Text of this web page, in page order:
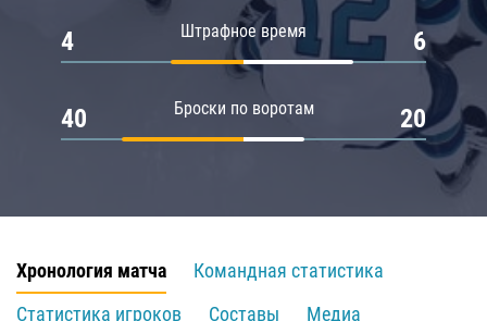
Штрафное время
4 6
Броски по воротам
40 20
Хронология матча
Командная статистика
Статистика игроков
Составы
Медиа